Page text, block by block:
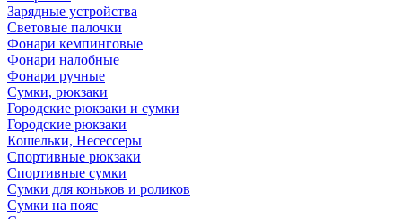
Зарядные устройства
Световые палочки
Фонари кемпинговые
Фонари налобные
Фонари ручные
Сумки, рюкзаки
Городские рюкзаки и сумки
Городские рюкзаки
Кошельки, Несессеры
Спортивные рюкзаки
Спортивные сумки
Сумки для коньков и роликов
Сумки на пояс